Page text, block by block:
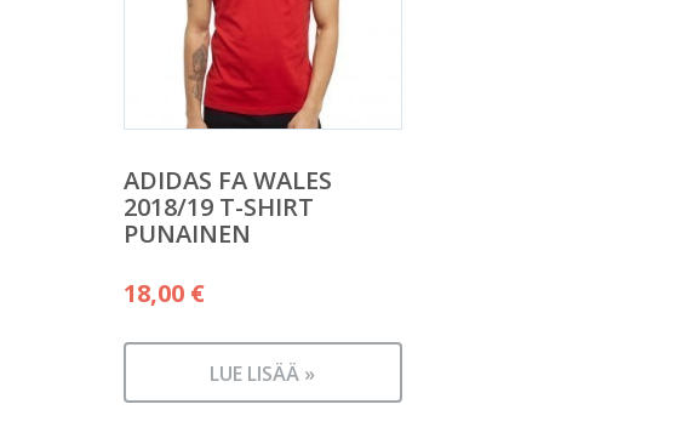
ADIDAS FA WALES
2018/19 T-SHIRT
PUNAINEN
18,00 €
LUE LISÄÄ »